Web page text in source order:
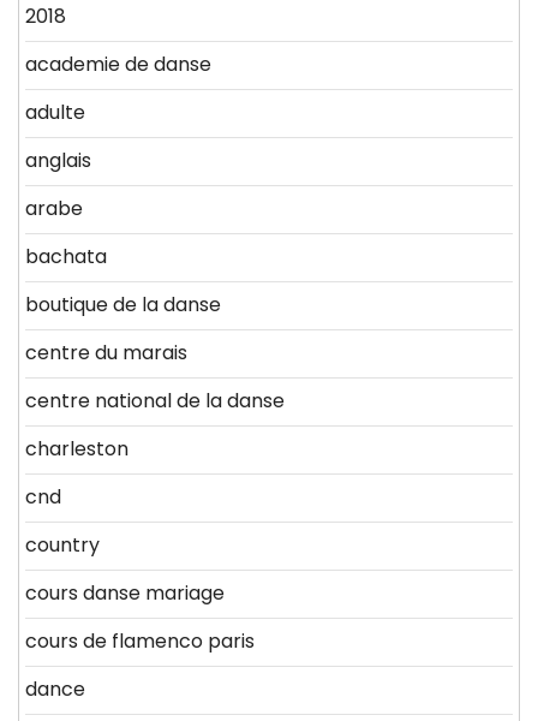
2018
academie de danse
adulte
anglais
arabe
bachata
boutique de la danse
centre du marais
centre national de la danse
charleston
cnd
country
cours danse mariage
cours de flamenco paris
dance